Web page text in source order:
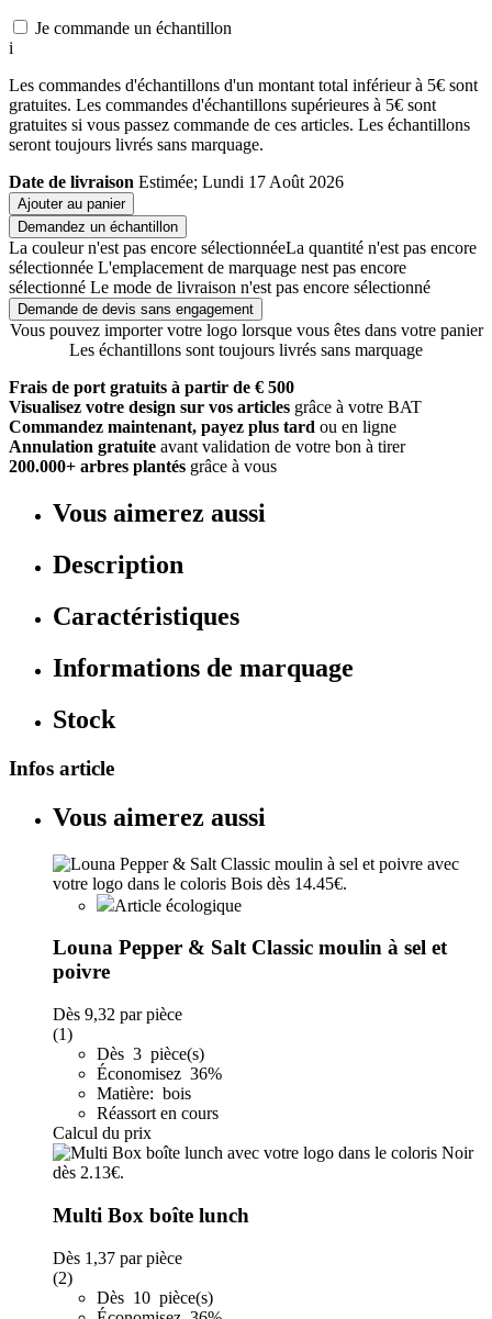
Je commande un échantillon
i
Les commandes d'échantillons d'un montant total inférieur à 5€ sont
gratuites. Les commandes d'échantillons supérieures à 5€ sont
gratuites si vous passez commande de ces articles. Les échantillons
seront toujours livrés sans marquage.
Date de livraison Estimée; Lundi 17 Août 2026
Ajouter au panier
Demandez un échantillon
La couleur n'est pas encore sélectionnéeLa quantité n'est pas encore
sélectionnée L'emplacement de marquage nest pas encore
sélectionné Le mode de livraison n'est pas encore sélectionné
Demande de devis sans engagement
Vous pouvez importer votre logo lorsque vous êtes dans votre panier
Les échantillons sont toujours livrés sans marquage
Frais de port gratuits à partir de € 500
Visualisez votre design sur vos articles grâce à votre BAT
Commandez maintenant, payez plus tard ou en ligne
Annulation gratuite avant validation de votre bon à tirer
200.000+ arbres plantés grâce à vous
Vous aimerez aussi
Description
Caractéristiques
Informations de marquage
Stock
Infos article
Vous aimerez aussi
Article écologique
Louna Pepper & Salt Classic moulin à sel et
poivre
Dès 9,32 par pièce
(1)
Dès 3 pièce(s)
Économisez 36%
Matière: bois
Réassort en cours
Calcul du prix
Multi Box boîte lunch
Dès 1,37 par pièce
(2)
Dès 10 pièce(s)